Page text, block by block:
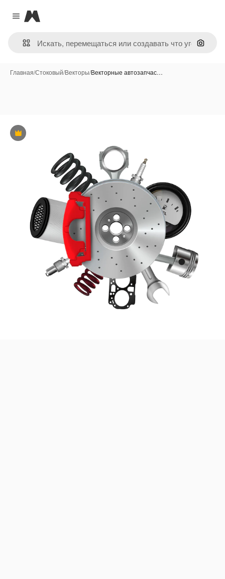
Close menu
Magnific
Поиск
Главная/Стоковый/Векторы/Векторные автозапчас…
Премиум